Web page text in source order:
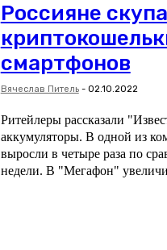
Россияне
смартфонов
Вячеслав Питель - 02.10.2022
Ритейлеры рассказали
аккумуляторы. В одной из
выросли в четыре раза по
недели. В "Мегафон"